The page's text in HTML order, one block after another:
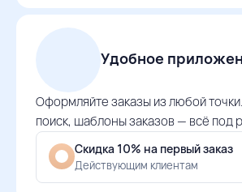
Удобное
Оформляйте заказы из любой
поиск, шаблоны заказов — всё под
Скидка 10% на первый заказ
Действующим клиентам